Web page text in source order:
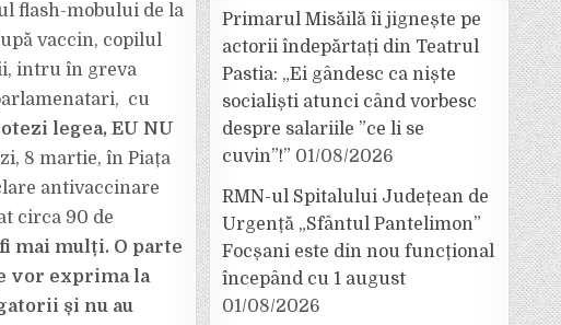
COPILUL
LEGEA,
flash-mobului de la
vaccin, copilul
intru în greva
cu
legea, EU NU
8 martie, în Piața
antivaccinare
circa 90 de
mai mulți. O parte
vor exprima la
și nu au
Primarul Misăilă îi jignește pe
actorii îndepărtați din Teatrul
Pastia: „Ei gândesc ca niște
socialiști atunci când vorbesc
despre salariile ”ce li se
cuvin”!” 01/08/2026
RMN-ul Spitalului Județean de
Urgență „Sfântul Pantelimon”
Focșani este din nou funcțional
începând cu 1 august
01/08/2026